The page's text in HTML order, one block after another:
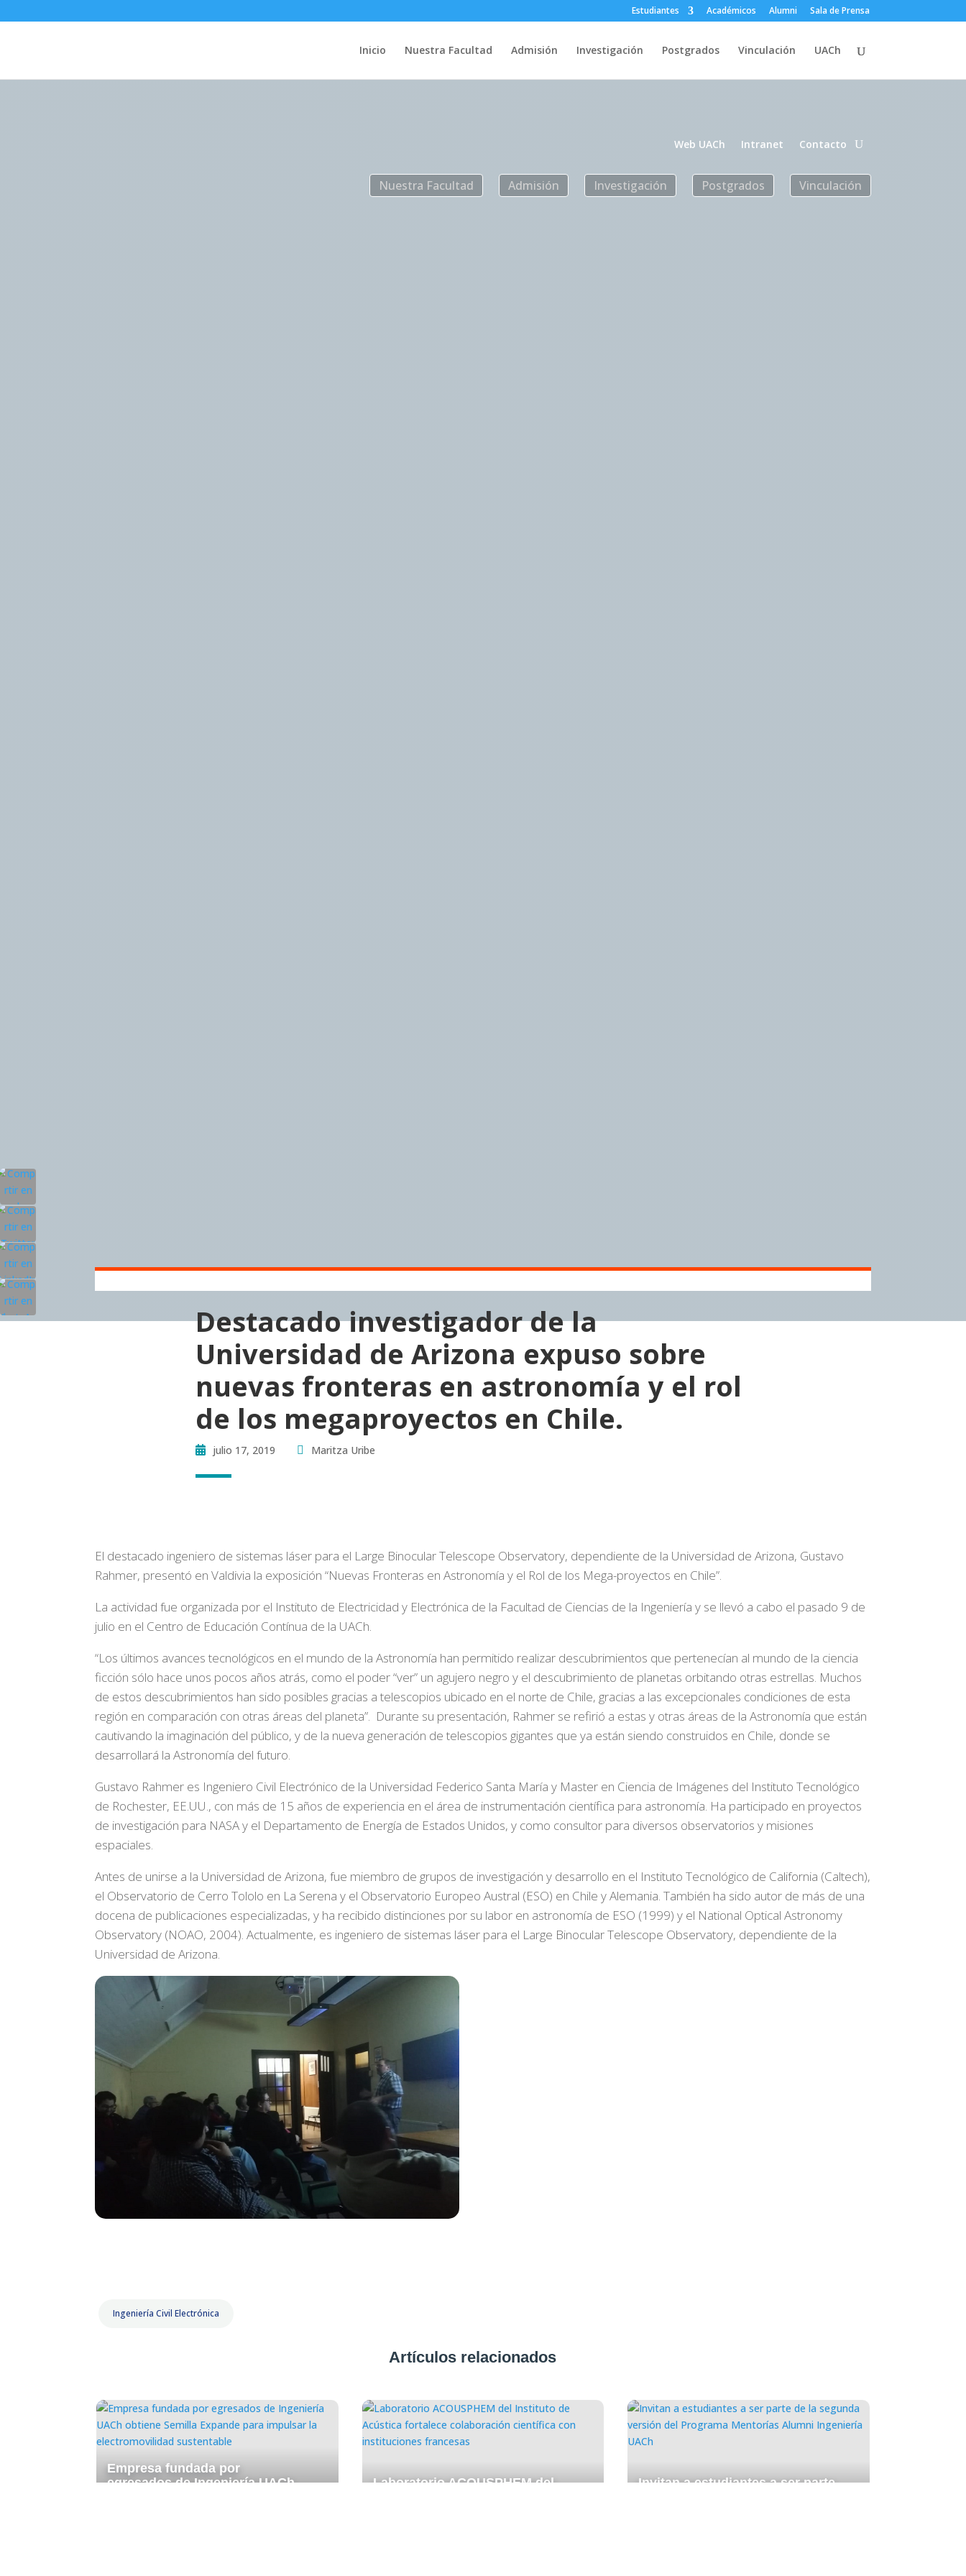
Estudiantes Académicos Alumni Sala de Prensa
Inicio Nuestra Facultad Admisión Investigación Postgrados Vinculación UACh
Web UACh Intranet Contacto
Nuestra Facultad Admisión Investigación Postgrados Vinculación
Destacado investigador de la
Universidad de Arizona expuso sobre
nuevas fronteras en astronomía y el rol
de los megaproyectos en Chile.
julio 17, 2019 Maritza Uribe
El destacado ingeniero de sistemas láser para el Large Binocular Telescope Observatory, dependiente de la Universidad de Arizona, Gustavo
Rahmer, presentó en Valdivia la exposición “Nuevas Fronteras en Astronomía y el Rol de los Mega-proyectos en Chile”.
La actividad fue organizada por el Instituto de Electricidad y Electrónica de la Facultad de Ciencias de la Ingeniería y se llevó a cabo el pasado 9 de
julio en el Centro de Educación Contínua de la UACh.
“Los últimos avances tecnológicos en el mundo de la Astronomía han permitido realizar descubrimientos que pertenecían al mundo de la ciencia
ficción sólo hace unos pocos años atrás, como el poder “ver” un agujero negro y el descubrimiento de planetas orbitando otras estrellas. Muchos
de estos descubrimientos han sido posibles gracias a telescopios ubicado en el norte de Chile, gracias a las excepcionales condiciones de esta
región en comparación con otras áreas del planeta”. Durante su presentación, Rahmer se refirió a estas y otras áreas de la Astronomía que están
cautivando la imaginación del público, y de la nueva generación de telescopios gigantes que ya están siendo construidos en Chile, donde se
desarrollará la Astronomía del futuro.
Gustavo Rahmer es Ingeniero Civil Electrónico de la Universidad Federico Santa María y Master en Ciencia de Imágenes del Instituto Tecnológico
de Rochester, EE.UU., con más de 15 años de experiencia en el área de instrumentación científica para astronomía. Ha participado en proyectos
de investigación para NASA y el Departamento de Energía de Estados Unidos, y como consultor para diversos observatorios y misiones
espaciales.
Antes de unirse a la Universidad de Arizona, fue miembro de grupos de investigación y desarrollo en el Instituto Tecnológico de California (Caltech),
el Observatorio de Cerro Tololo en La Serena y el Observatorio Europeo Austral (ESO) en Chile y Alemania. También ha sido autor de más de una
docena de publicaciones especializadas, y ha recibido distinciones por su labor en astronomía de ESO (1999) y el National Optical Astronomy
Observatory (NOAO, 2004). Actualmente, es ingeniero de sistemas láser para el Large Binocular Telescope Observatory, dependiente de la
Universidad de Arizona.
Ingeniería Civil Electrónica
Artículos relacionados
Empresa fundada por
egresados de Ingeniería UACh
Laboratorio ACOUSPHEM del
Invitan a estudiantes a ser parte